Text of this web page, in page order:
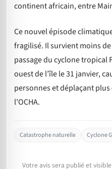
continent africain, entre
Ce nouvel épisode
fragilisé. Il survient moins
passage du cyclone tropical
ouest de l’île le 31 janvier,
personnes et déplaçant
l’OCHA.
Catastrophe naturelle Cyclone
Votre avis sera publié et